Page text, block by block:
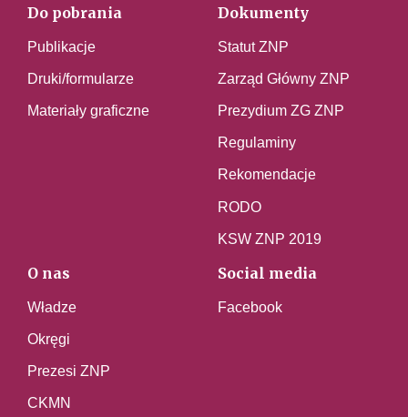
Do pobrania
Publikacje
Druki/formularze
Materiały graficzne
Dokumenty
Statut ZNP
Zarząd Główny ZNP
Prezydium ZG ZNP
Regulaminy
Rekomendacje
RODO
KSW ZNP 2019
O nas
Władze
Okręgi
Prezesi ZNP
CKMN
Social media
Facebook